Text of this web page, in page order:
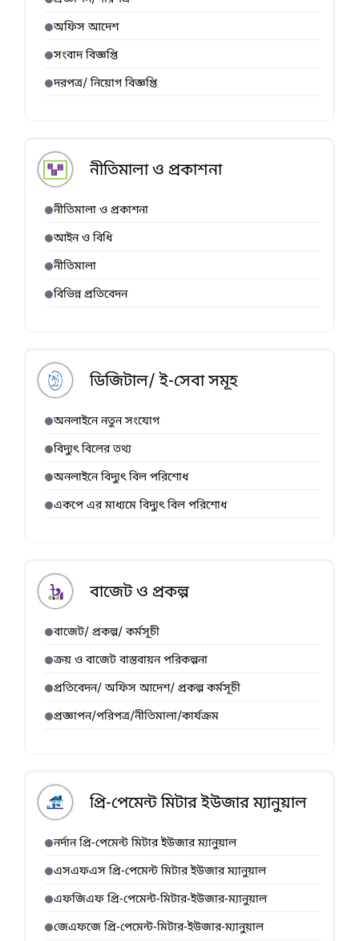
অফিস আদেশ
সংবাদ বিজ্ঞপ্তি
দরপত্র/ নিয়োগ বিজ্ঞপ্তি
নীতিমালা ও প্রকাশনা
নীতিমালা ও প্রকাশনা
আইন ও বিধি
নীতিমালা
বিভিন্ন প্রতিবেদন
ডিজিটাল/ ই-সেবা সমূহ
অনলাইনে নতুন সংযোগ
বিদ্যুৎ বিলের তথ্য
অনলাইনে বিদ্যুৎ বিল পরিশোধ
একপে এর মাধ্যমে বিদ্যুৎ বিল পরিশোধ
বাজেট ও প্রকল্প
বাজেট/ প্রকল্প/ কর্মসূচী
ক্রয় ও বাজেট বাস্তবায়ন পরিকল্পনা
প্রতিবেদন/ অফিস আদেশ/ প্রকল্প কর্মসূচী
প্রজ্ঞাপন/পরিপত্র/নীতিমালা/কার্যক্রম
প্রি-পেমেন্ট মিটার ইউজার ম্যানুয়াল
নর্দান প্রি-পেমেন্ট মিটার ইউজার ম্যানুয়াল
এসএফএস প্রি-পেমেন্ট মিটার ইউজার ম্যানুয়াল
এফজিএফ প্রি-পেমেন্ট-মিটার-ইউজার-ম্যানুয়াল
জেএফজে প্রি-পেমেন্ট-মিটার-ইউজার-ম্যানুয়াল